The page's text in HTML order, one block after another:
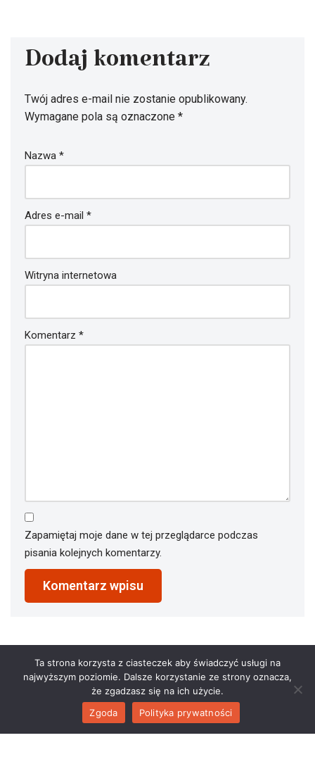
Dodaj komentarz
Twój adres e-mail nie zostanie opublikowany.
Wymagane pola są oznaczone *
Nazwa *
Adres e-mail *
Witryna internetowa
Komentarz *
Zapamiętaj moje dane w tej przeglądarce podczas
pisania kolejnych komentarzy.
2023 © restauracjaathena.pl. All Rights Reserved.
Ta strona korzysta z ciasteczek aby świadczyć usługi na
najwyższym poziomie. Dalsze korzystanie ze strony oznacza,
że zgadzasz się na ich użycie.
Zgoda
Polityka prywatności